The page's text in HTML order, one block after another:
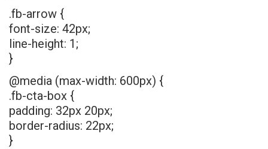
.fb-arrow {
font-size: 42px;
line-height: 1;
}
@media (max-width: 600px) {
.fb-cta-box {
padding: 32px 20px;
border-radius: 22px;
}